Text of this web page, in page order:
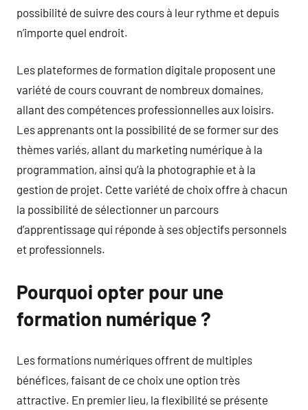
possibilité de suivre des cours à leur rythme et depuis
n’importe quel endroit.
Les plateformes de formation digitale proposent une
variété de cours couvrant de nombreux domaines,
allant des compétences professionnelles aux loisirs.
Les apprenants ont la possibilité de se former sur des
thèmes variés, allant du marketing numérique à la
programmation, ainsi qu’à la photographie et à la
gestion de projet. Cette variété de choix offre à chacun
la possibilité de sélectionner un parcours
d’apprentissage qui réponde à ses objectifs personnels
et professionnels.
Pourquoi opter pour une
formation numérique ?
Les formations numériques offrent de multiples
bénéfices, faisant de ce choix une option très
attractive. En premier lieu, la flexibilité se présente